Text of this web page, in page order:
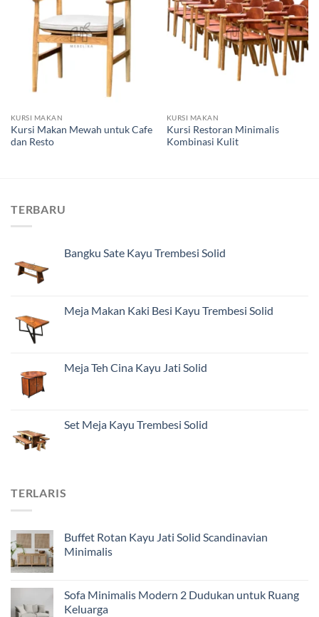
Add to
wishlist
KURSI MAKAN
Kursi Makan Mewah untuk Cafe
dan Resto
Add to
wishlist
KURSI MAKAN
Kursi Restoran Minimalis
Kombinasi Kulit
TERBARU
Bangku Sate Kayu Trembesi Solid
Meja Makan Kaki Besi Kayu Trembesi Solid
Meja Teh Cina Kayu Jati Solid
Set Meja Kayu Trembesi Solid
TERLARIS
Buffet Rotan Kayu Jati Solid Scandinavian
Minimalis
Sofa Minimalis Modern 2 Dudukan untuk Ruang
Keluarga